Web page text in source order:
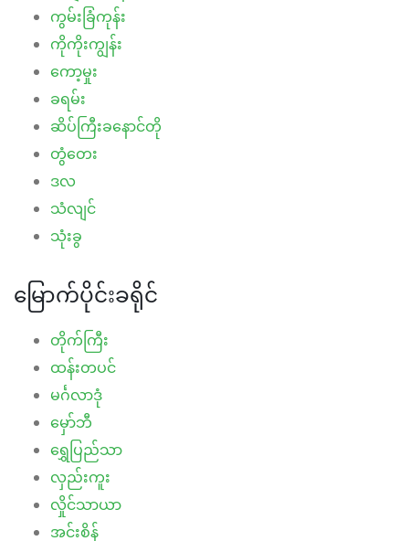
ကွမ်းခြံကုန်း
ကိုကိုးကျွန်း
ကော့မှုး
ခရမ်း
ဆိပ်ကြီးခနောင်တို
တွံတေး
ဒလ
သံလျင်
သုံးခွ
မြောက်ပိုင်းခရိုင်
တိုက်ကြီး
ထန်းတပင်
မင်္ဂလာဒုံ
မှော်ဘီ
ရွှေပြည်သာ
လှည်းကူး
လှိုင်သာယာ
အင်းစိန်